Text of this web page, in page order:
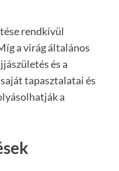
rendkívül
a virág általános
és a
tapasztalatai és
a